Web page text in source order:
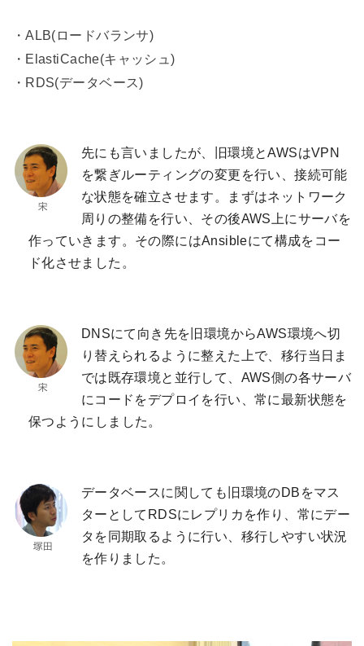
・ALB(ロードバランサ)
・ElastiCache(キャッシュ)
・RDS(データベース)
先にも言いましたが、旧環境とAWSはVPN
を繋ぎルーティングの変更を行い、接続可能
な状態を確立させます。まずはネットワーク
周りの整備を行い、その後AWS上にサーバを
作っていきます。その際にはAnsibleにて構成をコー
ド化させました。
DNSにて向き先を旧環境からAWS環境へ切
り替えられるように整えた上で、移行当日ま
では既存環境と並行して、AWS側の各サーバ
にコードをデプロイを行い、常に最新状態を
保つようにしました。
データベースに関しても旧環境のDBをマス
ターとしてRDSにレプリカを作り、常にデー
タを同期取るように行い、移行しやすい状況
を作りました。